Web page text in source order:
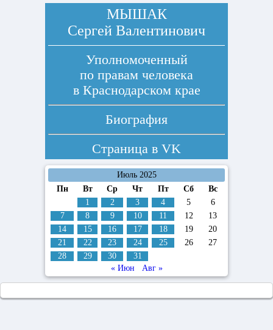
МЫШАК
Сергей Валентинович
Уполномоченный
по правам человека
в Краснодарском крае
Биография
Страница в VK
Июль 2025
Пн
Вт Ср Чт Пт Сб
Вс
1
2 3 4 5
6
7
8 9 10 11 12
13
14
15 16 17 18 19
20
21
22 23 24 25 26
27
28
29 30
31
« Июн
Авг »